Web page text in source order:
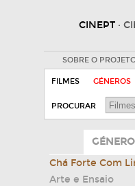
CINEPT ·
SOBRE O
FILMES GÉNEROS
PROCURAR
Chá Forte Com
Arte e Ensaio